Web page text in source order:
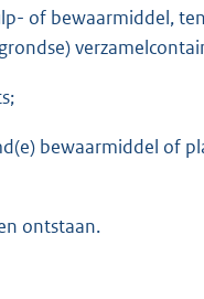
of bewaarmiddel,
bewaarmiddel of
ontstaan.